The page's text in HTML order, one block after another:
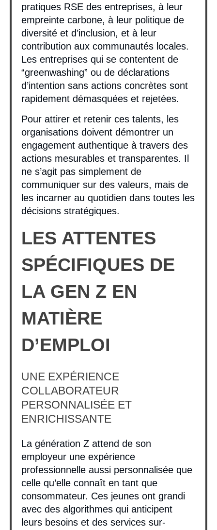
pratiques RSE des entreprises, à leur
empreinte carbone, à leur politique de
diversité et d’inclusion, et à leur
contribution aux communautés locales.
Les entreprises qui se contentent de
“greenwashing” ou de déclarations
d’intention sans actions concrètes sont
rapidement démasquées et rejetées.
Pour attirer et retenir ces talents, les
organisations doivent démontrer un
engagement authentique à travers des
actions mesurables et transparentes. Il
ne s’agit pas simplement de
communiquer sur des valeurs, mais de
les incarner au quotidien dans toutes les
décisions stratégiques.
LES ATTENTES
SPÉCIFIQUES DE
LA GEN Z EN
MATIÈRE
D’EMPLOI
UNE EXPÉRIENCE
COLLABORATEUR
PERSONNALISÉE ET
ENRICHISSANTE
La génération Z attend de son
employeur une expérience
professionnelle aussi personnalisée que
celle qu’elle connaît en tant que
consommateur. Ces jeunes ont grandi
avec des algorithmes qui anticipent
leurs besoins et des services sur-